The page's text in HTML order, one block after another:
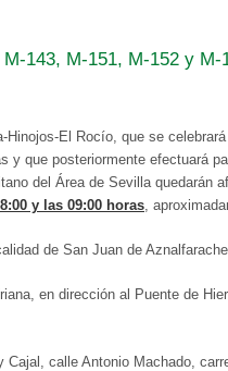
143, M-151, M-152 y M-
El Rocío, que se
que posteriormente efectuará
del Área de Sevilla quedarán
y las 09:00 horas,
de San Juan de
en dirección al Puente de
Cajal, calle Antonio Machado,